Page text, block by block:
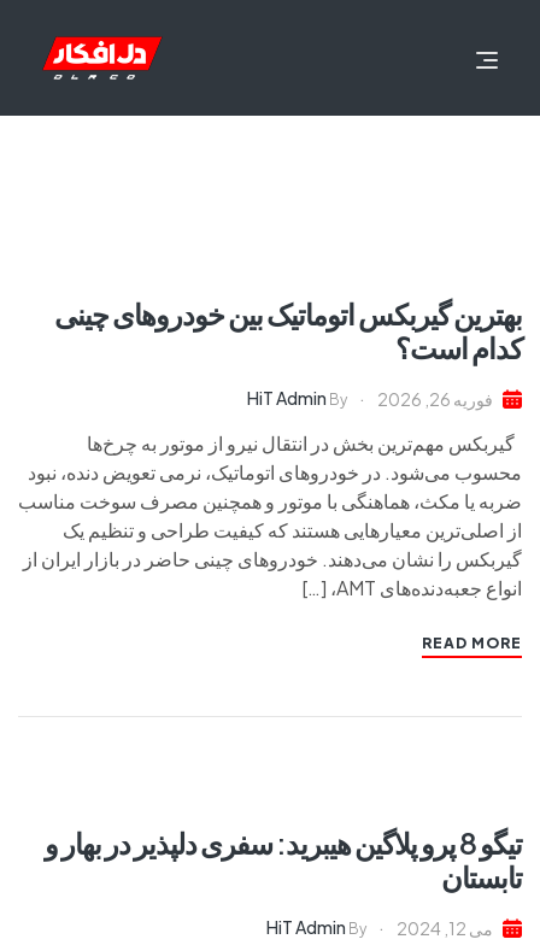
بهترین گیربکس اتوماتیک بین خودروهای چینی
کدام است؟
فوریه 26, 2026 By
HiT Admin
گیربکس مهم‌ترین بخش در انتقال نیرو از موتور به چرخ‌ها
محسوب می‌شود. در خودروهای اتوماتیک، نرمی تعویض دنده، نبود
ضربه یا مکث، هماهنگی با موتور و همچنین مصرف سوخت مناسب
از اصلی‌ترین معیارهایی هستند که کیفیت طراحی و تنظیم یک
گیربکس را نشان می‌دهند. خودروهای چینی حاضر در بازار ایران از
انواع جعبه‌دنده‌های AMT، […]
READ MORE
تیگو 8 پرو پلاگین هیبرید: سفری دلپذیر در بهار و
تابستان
می 12, 2024 By
HiT Admin